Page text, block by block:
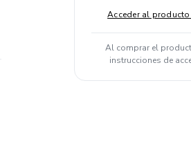
Acceder al
Al comprar el
instrucciones de